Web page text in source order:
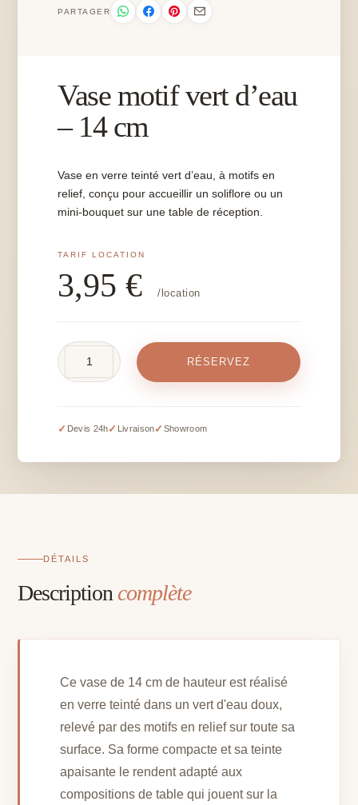
PARTAGER
Vase motif vert d’eau
– 14 cm
Vase en verre teinté vert d’eau, à motifs en
relief, conçu pour accueillir un soliflore ou un
mini-bouquet sur une table de réception.
3,95€ /location
vert
-
RÉSERVEZ
✓ Devis 24h✓ Livraison✓ Showroom
DÉTAILS
Description complète
Ce vase de 14 cm de hauteur est réalisé
en verre teinté dans un vert d'eau doux,
relevé par des motifs en relief sur toute sa
surface. Sa forme compacte et sa teinte
apaisante le rendent adapté aux
compositions de table qui jouent sur la